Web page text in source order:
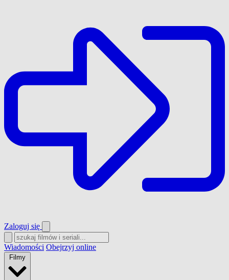
Zaloguj się
Wiadomości Obejrzyj online
Filmy